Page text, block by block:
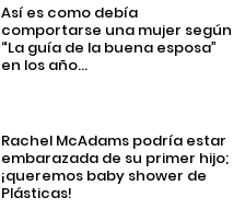
Así es como debía
comportarse una mujer según
“La guía de la buena esposa”
en los año...
Rachel McAdams podría estar
embarazada de su primer hijo;
¡queremos baby shower de
Plásticas!